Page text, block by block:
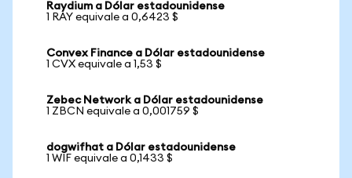
Raydium a Dólar estadounidense
1 RAY equivale a 0,6423 $
Convex Finance a Dólar estadounidense
1 CVX equivale a 1,53 $
Zebec Network a Dólar estadounidense
1 ZBCN equivale a 0,001759 $
dogwifhat a Dólar estadounidense
1 WIF equivale a 0,1433 $